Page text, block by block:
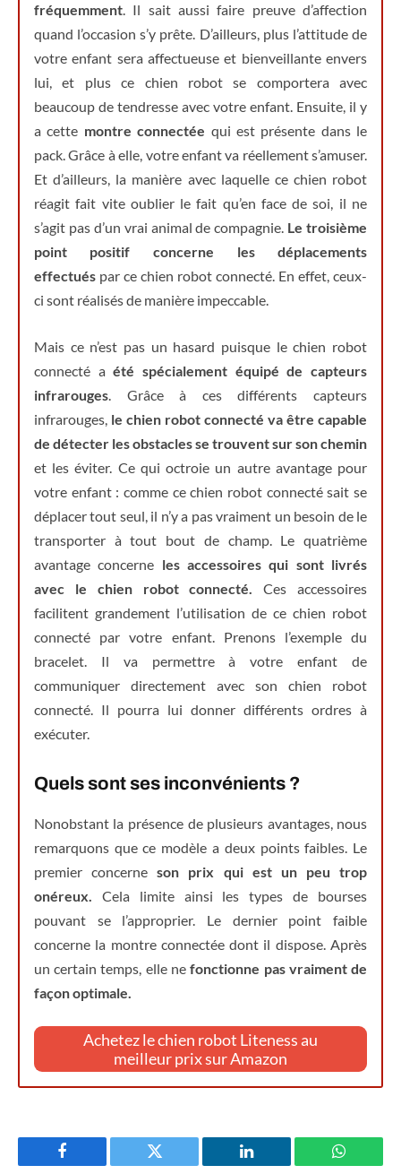
fréquemment. Il sait aussi faire preuve d’affection
quand l’occasion s’y prête. D’ailleurs, plus l’attitude de
votre enfant sera affectueuse et bienveillante envers
lui, et plus ce chien robot se comportera avec
beaucoup de tendresse avec votre enfant. Ensuite, il y
a cette montre connectée qui est présente dans le
pack. Grâce à elle, votre enfant va réellement s’amuser.
Et d’ailleurs, la manière avec laquelle ce chien robot
réagit fait vite oublier le fait qu’en face de soi, il ne
s’agit pas d’un vrai animal de compagnie. Le troisième
point positif concerne les déplacements
effectuéspar ce chien robot connecté. En effet, ceux-
ci sont réalisés de manière impeccable.
Mais ce n’est pas un hasard puisque le chien robot
connecté aété spécialement équipé de capteurs
infrarouges. Grâce à ces différents capteurs
infrarouges, le chien robot connecté va être capable
de détecter les obstacles se trouvent sur son chemin
et les éviter. Ce qui octroie un autre avantage pour
votre enfant : comme ce chien robot connecté sait se
déplacer tout seul, il n’y a pas vraiment un besoin de le
transporter à tout bout de champ. Le quatrième
avantage concerne les accessoires qui sont livrés
avec le chien robot connecté.
Ces accessoires
facilitent grandement l’utilisation de ce chien robot
connecté par votre enfant. Prenons l’exemple du
bracelet. Il va permettre à votre enfant de
communiquer directement avec son chien robot
connecté. Il pourra lui donner différents ordres à
exécuter.
Quels sont ses inconvénients ?
Nonobstant la présence de plusieurs avantages, nous
remarquons que ce modèle a deux points faibles. Le
premier concerneson prix qui est un peu trop
onéreux.
Cela limite ainsi les types de bourses
pouvant se l’approprier. Le dernier point faible
concerne la montre connectée dont il dispose. Après
un certain temps, elle nefonctionne pas vraiment de
façon optimale.
Achetez le chien robot Liteness au
meilleur prix sur Amazon
Facebook Twitter LinkedIn